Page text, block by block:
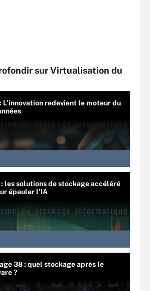
sur Virtualisation du
L’innovation redevient le moteur du
les solutions de stockage accéléré
épauler l’IA
38 : quel stockage après le
?